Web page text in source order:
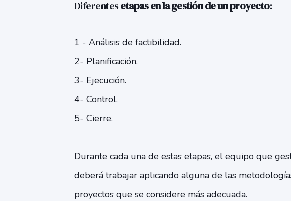
Diferentesetapas en la gestión de un proyecto:
1 - Análisis de factibilidad.
2- Planificación.
3- Ejecución.
4- Control.
5- Cierre.
Durante cada una de estas etapas, el equipo que
deberá trabajar aplicando alguna de las
proyectos que se considere más adecuada.